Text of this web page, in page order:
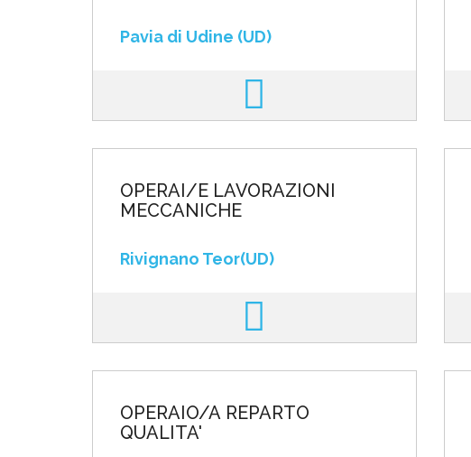
Pavia di Udine (UD)
OPERAI/E LAVORAZIONI
MECCANICHE
Rivignano Teor(UD)
OPERAIO/A REPARTO
QUALITA'